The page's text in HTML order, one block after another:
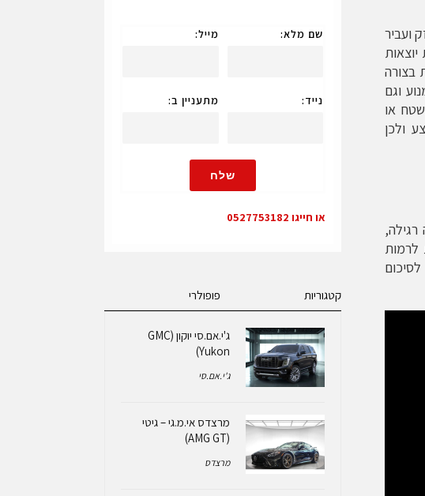
ועביר
בצורה
וגם
או
ולכן
לרמות
בן ה 7 שלכם יסתדר. לסיכום
שם מלא: מייל:
נייד: מתעניין ב:
שלח
או חייגו 0527753182
פופולרי קטגוריות
ג'י.אם.סי יוקון (GMC
Yukon)
ג'י.אם.סי
מרצדס אי.מ.גי – גיטי
(AMG GT)
מרצדס